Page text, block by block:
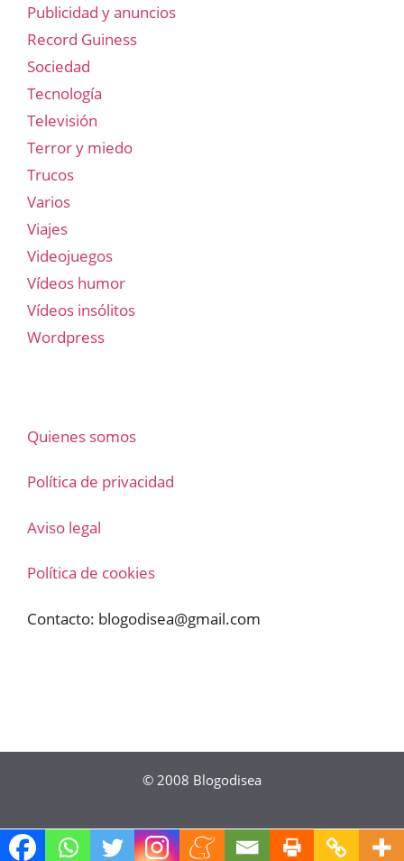
Publicidad y anuncios
Record Guiness
Sociedad
Tecnología
Televisión
Terror y miedo
Trucos
Varios
Viajes
Videojuegos
Vídeos humor
Vídeos insólitos
Wordpress
Quienes somos
Política de privacidad
Aviso legal
Política de cookies
Contacto: blogodisea@gmail.com
© 2008 Blogodisea